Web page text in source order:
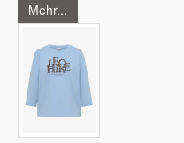
Mehr...